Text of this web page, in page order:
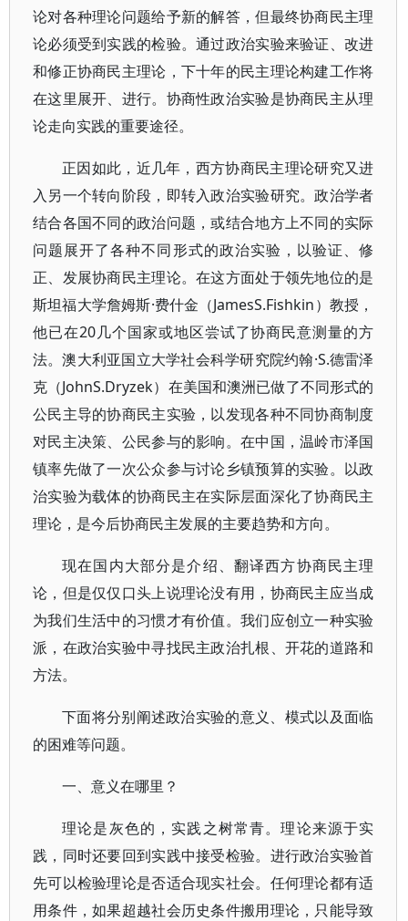
论对各种理论问题给予新的解答，但最终协商民主理
论必须受到实践的检验。通过政治实验来验证、改进
和修正协商民主理论，下十年的民主理论构建工作将
在这里展开、进行。协商性政治实验是协商民主从理
论走向实践的重要途径。
正因如此，近几年，西方协商民主理论研究又进
入另一个转向阶段，即转入政治实验研究。政治学者
结合各国不同的政治问题，或结合地方上不同的实际
问题展开了各种不同形式的政治实验，以验证、修
正、发展协商民主理论。在这方面处于领先地位的是
斯坦福大学詹姆斯·费什金（JamesS.Fishkin）教授，
他已在20几个国家或地区尝试了协商民意测量的方
法。澳大利亚国立大学社会科学研究院约翰·S.德雷泽
克（JohnS.Dryzek）在美国和澳洲已做了不同形式的
公民主导的协商民主实验，以发现各种不同协商制度
对民主决策、公民参与的影响。在中国，温岭市泽国
镇率先做了一次公众参与讨论乡镇预算的实验。以政
治实验为载体的协商民主在实际层面深化了协商民主
理论，是今后协商民主发展的主要趋势和方向。
现在国内大部分是介绍、翻译西方协商民主理
论，但是仅仅口头上说理论没有用，协商民主应当成
为我们生活中的习惯才有价值。我们应创立一种实验
派，在政治实验中寻找民主政治扎根、开花的道路和
方法。
下面将分别阐述政治实验的意义、模式以及面临
的困难等问题。
一、意义在哪里？
理论是灰色的，实践之树常青。理论来源于实
践，同时还要回到实践中接受检验。进行政治实验首
先可以检验理论是否适合现实社会。任何理论都有适
用条件，如果超越社会历史条件搬用理论，只能导致